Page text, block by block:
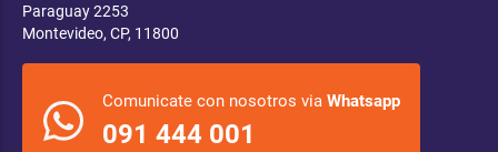
Paraguay 2253
Montevideo, CP, 11800
Comunicate con nosotros via Whatsapp
091 444 001